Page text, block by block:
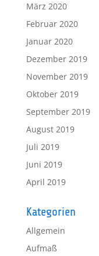
März 2020
Februar 2020
Januar 2020
Dezember 2019
November 2019
Oktober 2019
September 2019
August 2019
Juli 2019
Juni 2019
April 2019
Kategorien
Allgemein
Aufmaß